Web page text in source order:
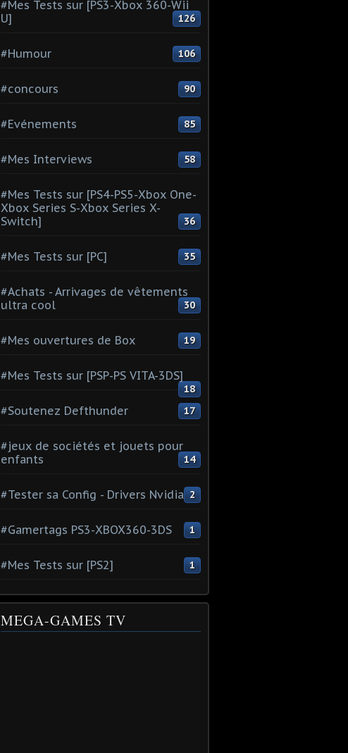
#Mes Tests sur [PS3-Xbox 360-Wii
U]
126
#Humour 106
#concours 90
#Evénements 85
#Mes Interviews 58
#Mes Tests sur [PS4-PS5-Xbox One-
Xbox Series S-Xbox Series X-
Switch]
36
#Mes Tests sur [PC] 35
#Achats - Arrivages de vêtements
ultra cool
30
#Mes ouvertures de Box 19
#Mes Tests sur [PSP-PS VITA-3DS]
18
#Soutenez Defthunder 17
#jeux de sociétés et jouets pour
enfants
14
#Tester sa Config - Drivers Nvidia 2
#Gamertags PS3-XBOX360-3DS 1
#Mes Tests sur [PS2] 1
MEGA-GAMES TV